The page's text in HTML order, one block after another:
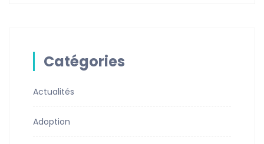
Catégories
Actualités
Adoption